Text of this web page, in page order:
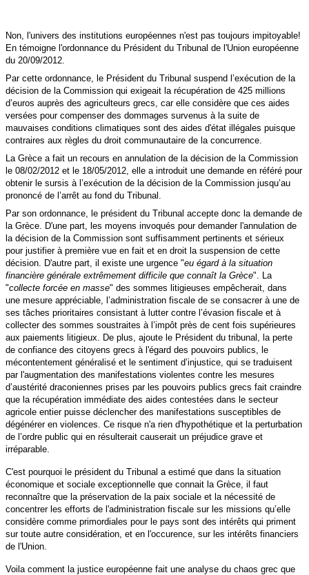
Non, l'univers des institutions européennes n'est pas toujours impitoyable!
En témoigne l'ordonnance du Président du Tribunal de l'Union européenne
du 20/09/2012.
Par cette ordonnance, le Président du Tribunal suspend l’exécution de la
décision de la Commission qui exigeait la récupération de 425 millions
d’euros auprès des agriculteurs grecs, car elle considère que ces aides
versées pour compenser des dommages survenus à la suite de
mauvaises conditions climatiques sont des aides d'état illégales puisque
contraires aux règles du droit communautaire de la concurrence.
La Grèce a fait un recours en annulation de la décision de la Commission
le 08/02/2012 et le 18/05/2012, elle a introduit une demande en référé pour
obtenir le sursis à l’exécution de la décision de la Commission jusqu’au
prononcé de l’arrêt au fond du Tribunal.
Par son ordonnance, le président du Tribunal accepte donc la demande de
la Grèce. D'une part, les moyens invoqués pour demander l'annulation de
la décision de la Commissionsont suffisamment pertinents et sérieux
pour justifier à première vue en fait et en droit la suspension de cette
décision. D'autre part, il existe une urgence "eu égard à la situation
financière générale extrêmement difficile que connaît la Grèce". La
"collecte forcée en masse" des sommes litigieuses empêcherait, dans
une mesure appréciable, l’administration fiscale de se consacrer à une de
ses tâches prioritaires consistant à lutter contre l’évasion fiscale et à
collecter des sommes soustraites à l’impôt près de cent fois supérieures
aux paiements litigieux. De plus, ajoute le Président du tribunal, la perte
de confiance des citoyens grecs à l'égard des pouvoirs publics, le
mécontentement généralisé et le sentiment d’injustice, qui se traduisent
par l'augmentation des manifestations violentes contre les mesures
d’austérité draconiennes prises par les pouvoirs publics grecs fait craindre
que la récupération immédiate des aides contestées dans le secteur
agricole entier puisse déclencher des manifestations susceptibles de
dégénérer en violences. Ce risque n'a rien d'hypothétique et la perturbation
de l’ordre public qui en résulterait causerait un préjudice grave et
irréparable.
C'est pourquoi le président du Tribunal a estimé que dans la situation
économique et sociale exceptionnelle que connait la Grèce, il faut
reconnaître que la préservation de la paix sociale et la nécessité de
concentrer les efforts de l'administration fiscale sur les missions qu’elle
considère comme primordiales pour le pays sont des intérêts qui priment
sur toute autre considération, et en l'occurence, sur les intérêts financiers
de l'Union.
Voila comment la justice européenne fait une analyse du chaos grec que